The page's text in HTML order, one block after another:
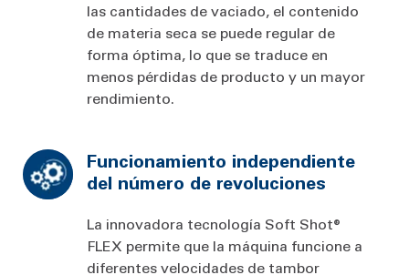
las cantidades de vaciado, el contenido
de materia seca se puede regular de
forma óptima, lo que se traduce en
menos pérdidas de producto y un mayor
rendimiento.
Funcionamiento independiente
del número de revoluciones
La innovadora tecnología Soft Shot®
FLEX permite que la máquina funcione a
diferentes velocidades de tambor